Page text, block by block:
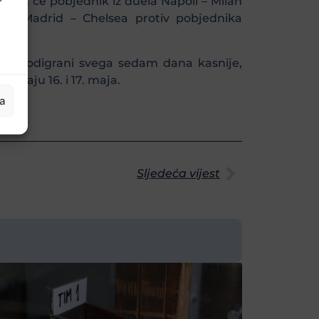
Madrid – Chelsea protiv pobjednika
odigrani svega sedam dana kasnije,
igraju 16. i 17. maja.
Sljedeća vijest